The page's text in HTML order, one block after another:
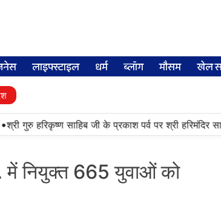
लाइफ्स्टाइल धर्म ब्लॉग मौसम खेल
हरिकृष्ण साहिब जी के प्रकाश पर्व पर श्री हरिमंदिर साहिब
में नियुक्त 665 युवाओं को